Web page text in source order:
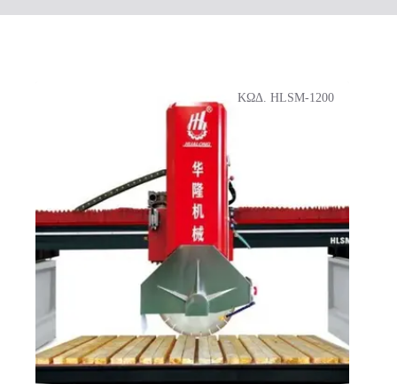
ΚΩΔ. HLSM-1200